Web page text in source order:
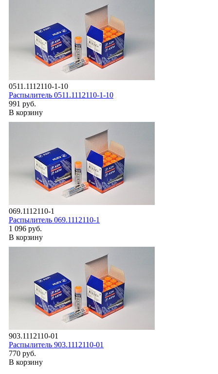
0511.1112110-1-10
Распылитель 0511.1112110-1-10
991 руб.
В корзину
069.1112110-1
Распылитель 069.1112110-1
1 096 руб.
В корзину
903.1112110-01
Распылитель 903.1112110-01
770 руб.
В корзину